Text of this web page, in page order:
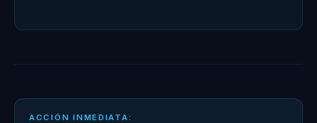
ACCIÓN INMEDIATA: